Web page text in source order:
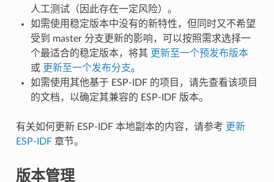
人工测试（因此存在一定风险）。
如需使用稳定版本中没有的新特性，但同时又不希望
受到 master 分支更新的影响，可以按照需求选择一
个最适合的稳定版本，将其 更新至一个预发布版本
或 更新至一个发布分支。
如需使用其他基于 ESP-IDF 的项目，请先查看该项目
的文档，以确定其兼容的 ESP-IDF 版本。
有关如何更新 ESP-IDF 本地副本的内容，请参考 更新
ESP-IDF章节。
版本管理